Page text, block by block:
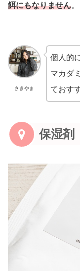
餌にもなりません。
さきやま
個人的
マカダ
ておす
保湿剤